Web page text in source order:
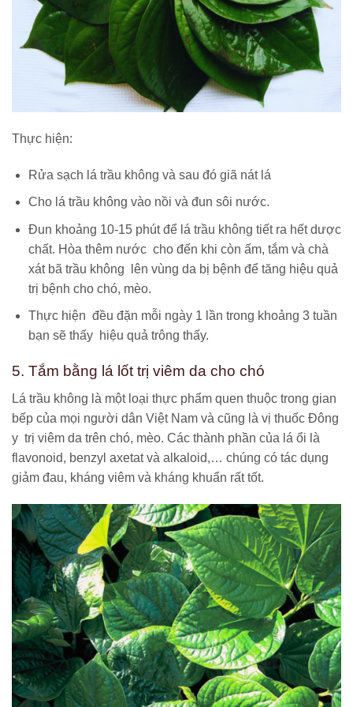
Thực hiện:
Rửa sạch lá trầu không và sau đó giã nát lá
Cho lá trầu không vào nồi và đun sôi nước.
Đun khoảng 10-15 phút để lá trầu không tiết ra hết dược
chất. Hòa thêm nước cho đến khi còn ấm, tắm và chà
xát bã trầu không lên vùng da bị bệnh để tăng hiệu quả
trị bệnh cho chó, mèo.
Thực hiện đều đặn mỗi ngày 1 lần trong khoảng 3 tuần
bạn sẽ thấy hiệu quả trông thấy.
5. Tắm bằng lá lốt trị viêm da cho chó
Lá trầu không là một loại thực phẩm quen thuộc trong gian
bếp của mọi người dân Việt Nam và cũng là vị thuốc Đông
y trị viêm da trên chó, mèo. Các thành phần của lá ổi là
flavonoid, benzyl axetat và alkaloid,… chúng có tác dụng
giảm đau, kháng viêm và kháng khuẩn rất tốt.